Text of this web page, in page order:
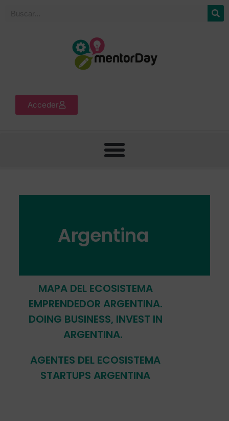
Acceder
Argentina
MAPA DEL ECOSISTEMA
EMPRENDEDOR ARGENTINA.
DOING BUSINESS, INVEST IN
ARGENTINA.
AGENTES DEL ECOSISTEMA
STARTUPS ARGENTINA